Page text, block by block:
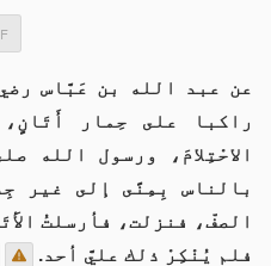
عن عبد الله بن عَبَّاس
راكبا على حِمار
الاحْتِلامَ، ورسول الله
بالناس بِمِنًى إلى غير
الصفّ، فنزلت، فأرسلتُ
فلم يُنْكِرْ ذلك عليَّ أحد.